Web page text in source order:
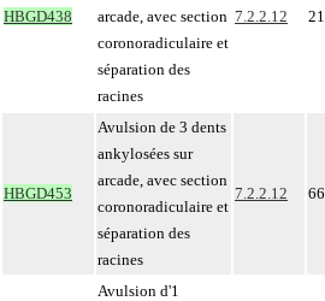
HBGD438
arcade, avec section
coronoradiculaire et
séparation des
racines
7.2.2.12
HBGD453
Avulsion de 3 dents
ankylosées sur
arcade, avec section
coronoradiculaire et
séparation des
racines
7.2.2.12
Avulsion d'1